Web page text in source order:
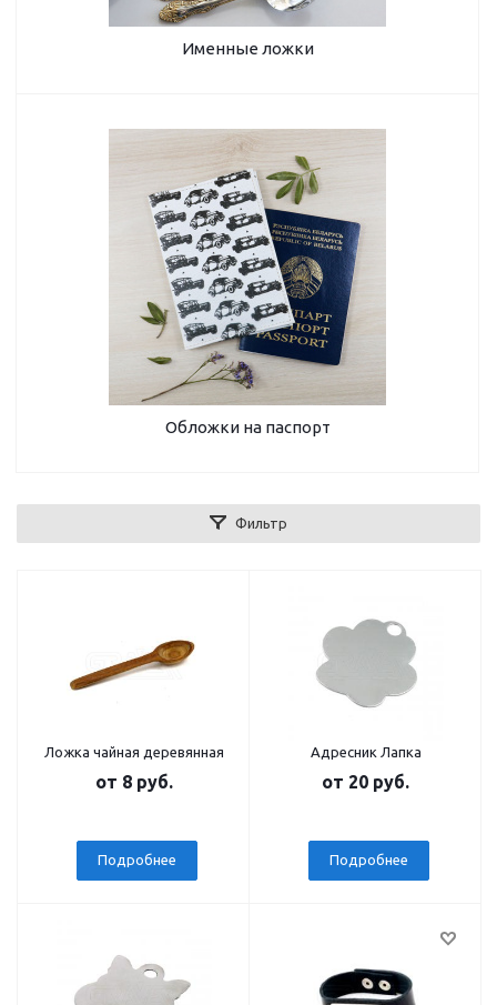
Именные ложки
Обложки на паспорт
Фильтр
Ложка чайная деревянная
от 8 руб.
Подробнее
Адресник Лапка
от 20 руб.
Подробнее